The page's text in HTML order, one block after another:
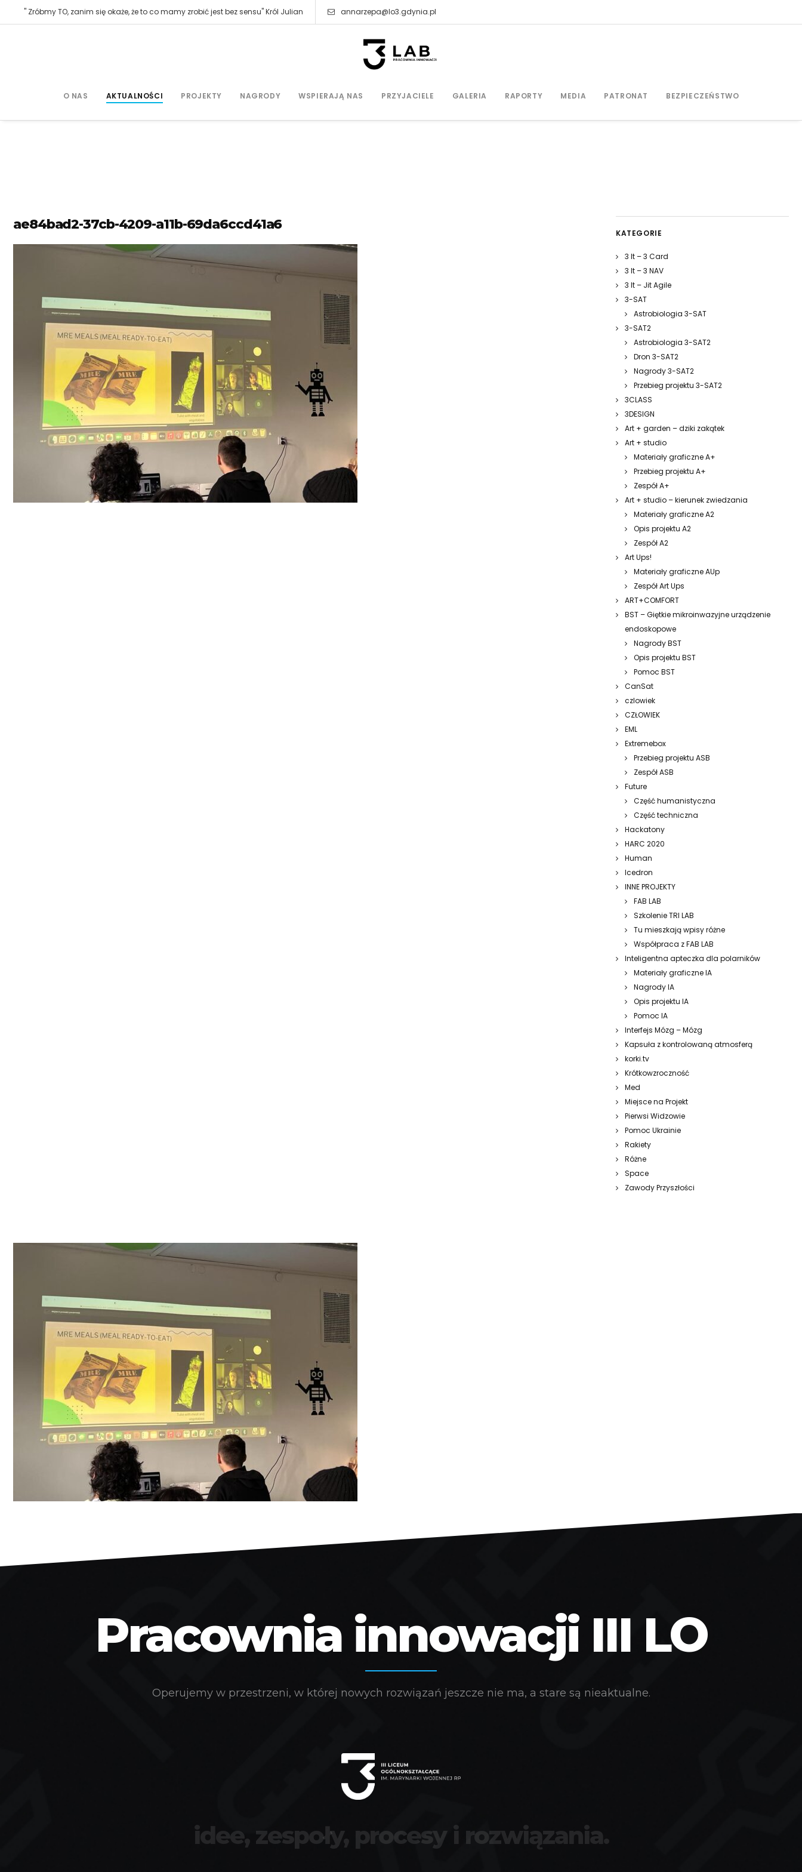
" Zróbmy TO, zanim się okaże, że to co mamy zrobić jest bez sensu" Król Julian annarzepa@lo3.gdynia.pl
O NAS AKTUALNOŚCI PROJEKTY NAGRODY WSPIERAJĄ NAS PRZYJACIELE GALERIA RAPORTY MEDIA PATRONAT BEZPIECZEŃSTWO
ae84bad2-37cb-4209-a11b-69da6ccd41a6
KATEGORIE
3 It – 3 Card
3 It – 3 NAV
3 It – Jit Agile
3-SAT
Astrobiologia 3-SAT
3-SAT2
Astrobiologia 3-SAT2
Dron 3-SAT2
Nagrody 3-SAT2
Przebieg projektu 3-SAT2
3CLASS
3DESIGN
Art + garden – dziki zakątek
Art + studio
Materiały graficzne A+
Przebieg projektu A+
Zespół A+
Art + studio – kierunek zwiedzania
Materiały graficzne A2
Opis projektu A2
Zespół A2
Art Ups!
Materiały graficzne AUp
Zespół Art Ups
ART+COMFORT
BST – Giętkie mikroinwazyjne urządzenie
endoskopowe
Nagrody BST
Opis projektu BST
Pomoc BST
CanSat
czlowiek
CZŁOWIEK
EML
Extremebox
Przebieg projektu ASB
Zespół ASB
Future
Część humanistyczna
Część techniczna
Hackatony
HARC 2020
Human
Icedron
INNE PROJEKTY
FAB LAB
Szkolenie TRI LAB
Tu mieszkają wpisy różne
Współpraca z FAB LAB
Inteligentna apteczka dla polarników
Materiały graficzne IA
Nagrody IA
Opis projektu IA
Pomoc IA
Interfejs Mózg – Mózg
Kapsuła z kontrolowaną atmosferą
korki.tv
Krótkowzroczność
Med
Miejsce na Projekt
Pierwsi Widzowie
Pomoc Ukrainie
Rakiety
Różne
Space
Zawody Przyszłości
Pracownia innowacji III LO
Operujemy w przestrzeni, w której nowych rozwiązań jeszcze nie ma, a stare są nieaktualne.
idee, zespoły, procesy i rozwiązania.